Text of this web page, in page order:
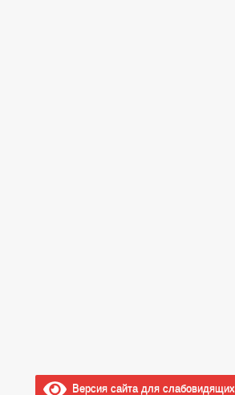
Версия сайта для слабовидящих